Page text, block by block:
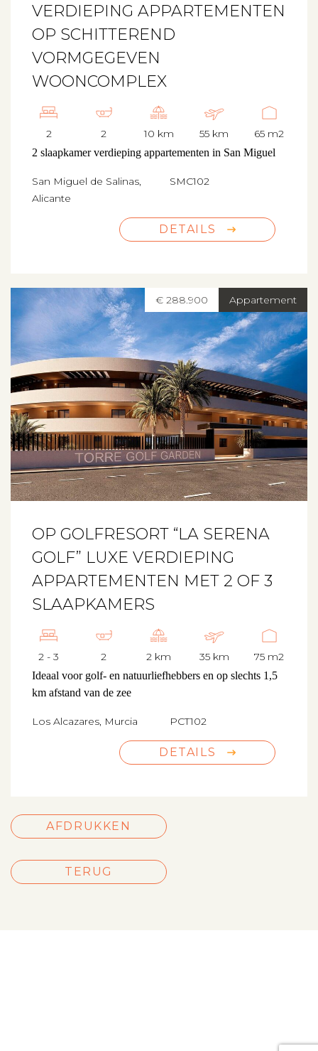
VERDIEPING APPARTEMENTEN
OP SCHITTEREND
VORMGEGEVEN
WOONCOMPLEX
2 2 10 km 55 km 65 m2
2 slaapkamer verdieping appartementen in San Miguel
San Miguel de Salinas,
Alicante
SMC102
DETAILS
Appartement
€ 288.900
OP GOLFRESORT “LA SERENA
GOLF” LUXE VERDIEPING
APPARTEMENTEN MET 2 OF 3
SLAAPKAMERS
2 - 3 2 2 km 35 km 75 m2
Ideaal voor golf- en natuurliefhebbers en op slechts 1,5
km afstand van de zee
Los Alcazares, Murcia PCT102
DETAILS
AFDRUKKEN
TERUG